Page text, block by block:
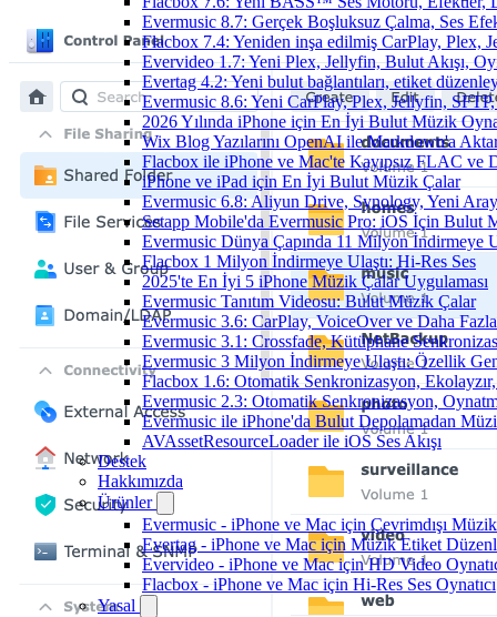
Evermusic 8.7: Gerçek Boşluksuz Çalma, Ses
Flacbox 7.4: Yeniden inşa edilmiş CarPlay, Plex,
Evervideo 1.7: Yeni Plex, Jellyfin, Bulut Akışı,
Evertag 4.2: Yeni bulut bağlantıları, etiket
Evermusic 8.6: Yeni CarPlay, Plex, Jellyfin,
2026 Yılında iPhone için En İyi Bulut Müzik
Wix Blog Yazılarını OpenAI ile Markdown'a
Flacbox ile iPhone ve Mac'te Kayıpsız FLAC ve
iPhone ve iPad için En İyi Bulut Müzik Çalar
Evermusic 6.8: Aliyun Drive, Synology, Yeni
Setapp Mobile'da Evermusic Pro: iOS İçin Bulut
Evermusic Dünya Çapında 11 Milyon İndirmeye
Flacbox 1 Milyon İndirmeye Ulaştı: Hi-Res Ses
2025'te En İyi 5 iPhone Müzik Çalar Uygulaması
Evermusic Tanıtım Videosu: Bulut Müzik Çalar
Evermusic 3.6: CarPlay, VoiceOver ve Daha
Evermusic 3.1: Crossfade, Kütüphane
Evermusic 3 Milyon İndirmeye Ulaştı: Özellik
Flacbox 1.6: Otomatik Senkronizasyon,
Evermusic 2.3: Otomatik Senkronizasyon,
Evermusic ile iPhone'da Bulut Depolamadan
AVAssetResourceLoader ile iOS Ses Akışı
Destek
Hakkımızda
Ürünler
Evermusic - iPhone ve Mac için Çevrimdışı
Evertag - iPhone ve Mac için Müzik Etiket
Evervideo - iPhone ve Mac için HD Video
Flacbox - iPhone ve Mac için Hi-Res Ses Oynatıcı
Yasal